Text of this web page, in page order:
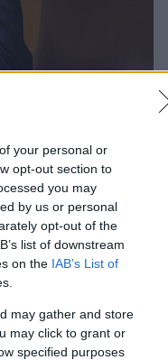
your personal or
opt-out section to
you may
by us or personal
opt-out of the
list of downstream
on the IAB’s List of
may gather and store
may click to grant or
specified purposes